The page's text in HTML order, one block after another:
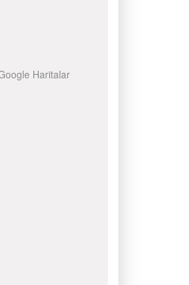
Haritalar